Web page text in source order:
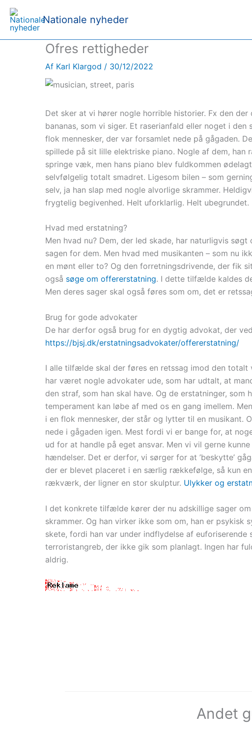
Nationale nyheder
Ofres rettigheder
Af Karl Klargod / 30/12/2022
Det sker at vi hører nogle horrible historier. Fx den
bananas, som vi siger. Et raserianfald eller noget i
flok mennesker, der var forsamlet nede på gågaden.
spillede på sit lille elektriske piano. Nogle af dem,
springe væk, men hans piano blev fuldkommen
selvfølgelig totalt smadret. Ligesom bilen – som
selv, ja han slap med nogle alvorlige skrammer.
frygtelig begivenhed. Helt uforklarlig. Helt ubegrundet.
Hvad med erstatning?
Men hvad nu? Dem, der led skade, har naturligvis
sagen for dem. Men hvad med musikanten – som nu
en mønt eller to? Og den forretningsdrivende, der fik
også søge om offererstatning. I dette tilfælde kaldes
Men deres sager skal også føres som om, det er
Brug for gode advokater
De har derfor også brug for en dygtig advokat, der
https://bjsj.dk/erstatningsadvokater/offererstatning/
I alle tilfælde skal der føres en retssag imod den
har været nogle advokater ude, som har udtalt, at
den straf, som han skal have. Og de erstatninger,
temperament kan løbe af med os en gang imellem.
i en flok mennesker, der står og lytter til en musikant.
nede i gågaden igen. Mest fordi vi er bange for, at
ud for at handle på eget ansvar. Men vi vil gerne
hændelser. Det er derfor, vi sørger for at ’beskytte’
der er blevet placeret i en særlig rækkefølge, så kun
rækværk, der ligner en stor skulptur. Ulykker og
I det konkrete tilfælde kører der nu adskillige sager
skrammer. Og han virker ikke som om, han er psykisk
skete, fordi han var under indflydelse af
terroristangreb, der ikke gik som planlagt. Ingen har
aldrig.
Andet